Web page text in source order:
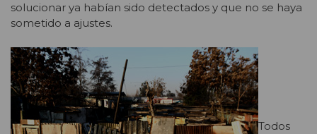
solucionar ya habían sido detectados y que no se haya
sometido a ajustes.
Todos